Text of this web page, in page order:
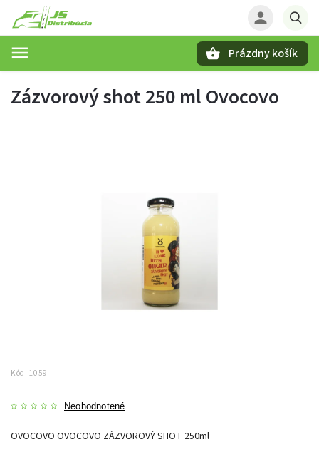
Prázdny košík
Zázvorový shot 250 ml Ovocovo
Kód: 1059
Neohodnotené
OVOCOVO OVOCOVO ZÁZVOROVÝ SHOT 250ml